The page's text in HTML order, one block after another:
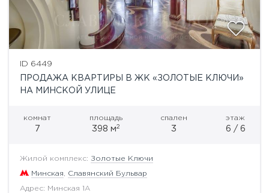
ID 6449
ПРОДАЖА КВАРТИРЫ В ЖК «ЗОЛОТЫЕ КЛЮЧИ»
НА МИНСКОЙ УЛИЦЕ
комнат
7
площадь
398 м2
спален
3
этаж
6 / 6
Жилой комплекс: Золотые Ключи
Минская Славянский Бульвар
Адрес: Минская 1А